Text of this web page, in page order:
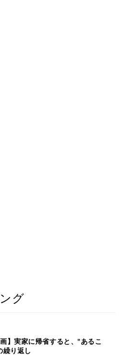
グ
画】実家に帰省すると、"あるこ
繰り返し